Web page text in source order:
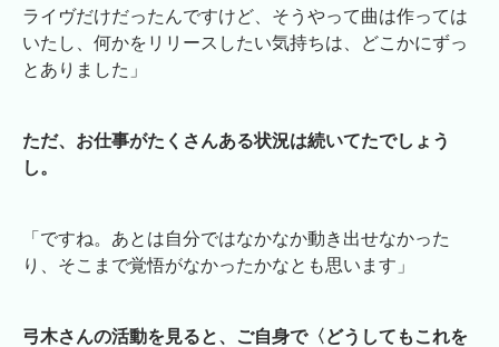
ライヴだけだったんですけど、そうやって曲は作っては
いたし、何かをリリースしたい気持ちは、どこかにずっ
とありました」
ただ、お仕事がたくさんある状況は続いてたでしょう
し。
「ですね。あとは自分ではなかなか動き出せなかった
り、そこまで覚悟がなかったかなとも思います」
弓木さんの活動を見ると、ご自身で〈どうしてもこれを